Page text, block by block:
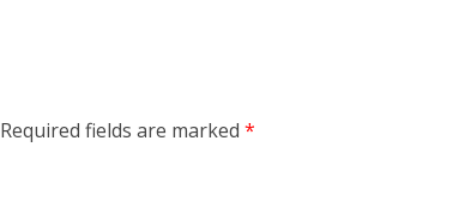
Required fields are marked *